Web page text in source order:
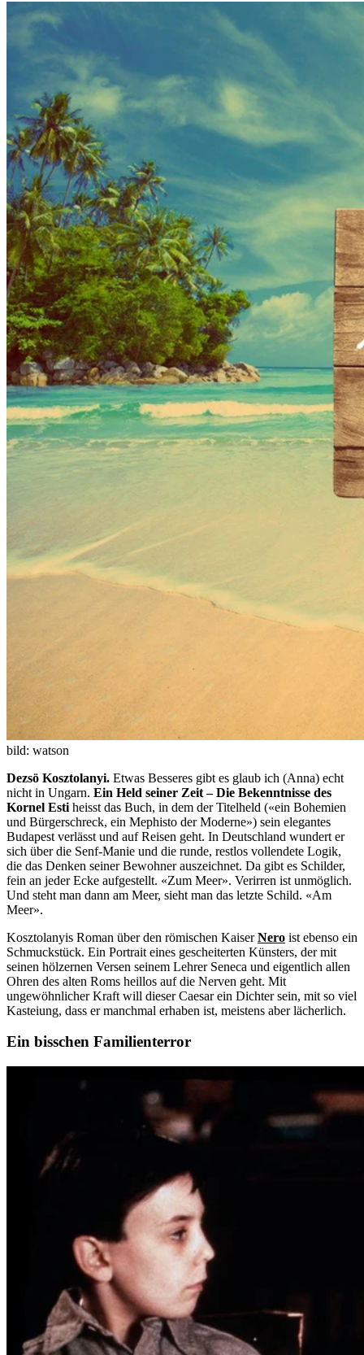
bild: watson
Dezsö Kosztolanyi. Etwas Besseres gibt es glaub ich (Anna) echt
nicht in Ungarn. Ein Held seiner Zeit – Die Bekenntnisse des
Kornel Esti heisst das Buch, in dem der Titelheld («ein Bohemien
und Bürgerschreck, ein Mephisto der Moderne») sein elegantes
Budapest verlässt und auf Reisen geht. In Deutschland wundert er
sich über die Senf-Manie und die runde, restlos vollendete Logik,
die das Denken seiner Bewohner auszeichnet. Da gibt es Schilder,
fein an jeder Ecke aufgestellt. «Zum Meer». Verirren ist unmöglich.
Und steht man dann am Meer, sieht man das letzte Schild. «Am
Meer».
Kosztolanyis Roman über den römischen KaiserNero ist ebenso ein
Schmuckstück. Ein Portrait eines gescheiterten Künsters, der mit
seinen hölzernen Versen seinem Lehrer Seneca und eigentlich allen
Ohren des alten Roms heillos auf die Nerven geht. Mit
ungewöhnlicher Kraft will dieser Caesar ein Dichter sein, mit so viel
Kasteiung, dass er manchmal erhaben ist, meistens aber lächerlich.
Ein bisschen Familienterror